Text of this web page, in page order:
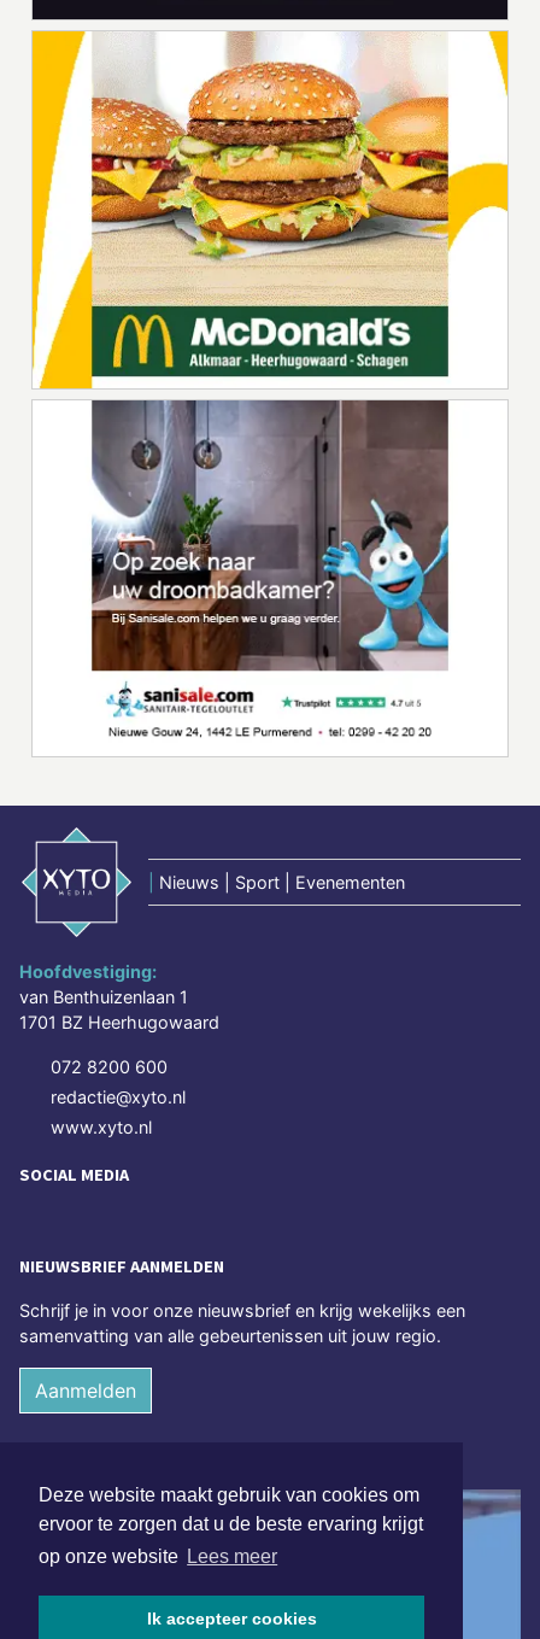
Deze website maakt gebruik van cookies om
ervoor te zorgen dat u de beste ervaring krijgt
op onze website Lees meer
Ik accepteer cookies
Nieuws | Sport | Evenementen
Hoofdvestiging:
van Benthuizenlaan 1
1701 BZ Heerhugowaard
072 8200 600
redactie@xyto.nl
www.xyto.nl
SOCIAL MEDIA
NIEUWSBRIEF AANMELDEN
Schrijf je in voor onze nieuwsbrief en krijg wekelijks een
samenvatting van alle gebeurtenissen uit jouw regio.
Aanmelden